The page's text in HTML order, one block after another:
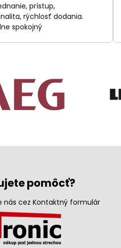
prístup,
rýchlosť dodania.
spokojný
pomôcť?
nás cez Kontaktný formulár